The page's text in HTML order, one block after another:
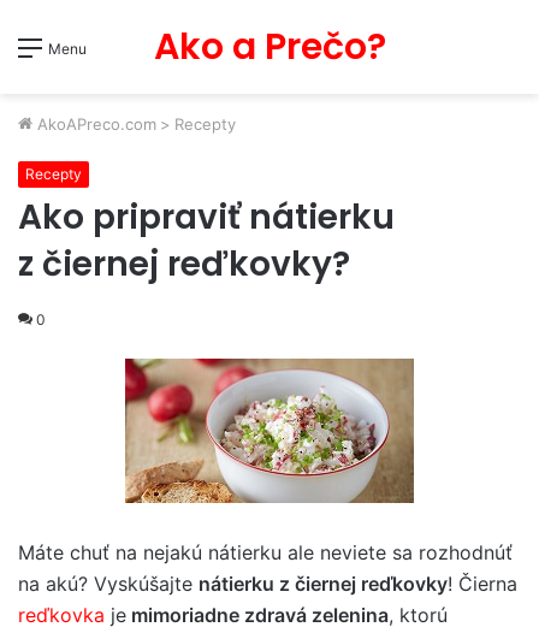
Menu Ako a Prečo?
AkoAPreco.com > Recepty
Recepty
Ako pripraviť nátierku
z čiernej reďkovky?
0
Máte chuť na nejakú nátierku ale neviete sa rozhodnúť
na akú? Vyskúšajte nátierku z čiernej reďkovky! Čierna
reďkovka je mimoriadne zdravá zelenina, ktorú